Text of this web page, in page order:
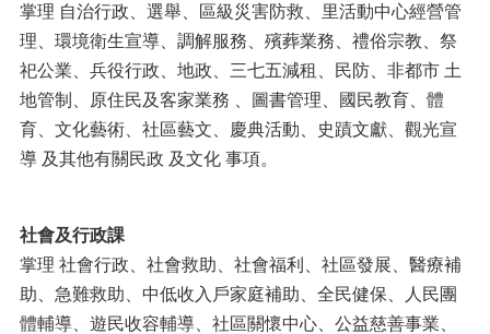
掌理 自治行政、選舉、區級災害防救、里活動中心經營管
理、環境衛生宣導、調解服務、殯葬業務、禮俗宗教、祭
祀公業、兵役行政、地政、三七五減租、民防、非都市 土
地管制、原住民及客家業務 、圖書管理、國民教育、體
育、文化藝術、社區藝文、慶典活動、史蹟文獻、觀光宣
導 及其他有關民政 及文化 事項。
社會及行政課
掌理 社會行政、社會救助、社會福利、社區發展、醫療補
助、急難救助、中低收入戶家庭補助、全民健保、人民團
體輔導、遊民收容輔導、社區關懷中心、公益慈善事業、